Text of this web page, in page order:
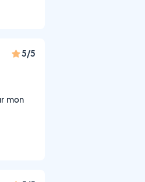
5/5
mon